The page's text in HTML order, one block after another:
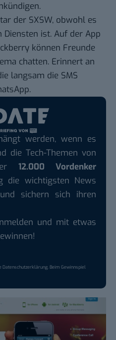
der SXSW, obwohl es
ist. Auf der App
können Freunde
chatten. Erinnert an
langsam die SMS
.
werden, wenn es
die Tech-Themen von
12.000 Vordenker
die wichtigsten News
sichern sich ihren
und mit etwas
Datenschutzerklärung. Beim Gewinnspiel